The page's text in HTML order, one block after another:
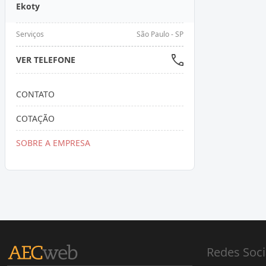
Ekoty
Serviços São Paulo - SP
VER TELEFONE
CONTATO
COTAÇÃO
SOBRE A EMPRESA
Redes